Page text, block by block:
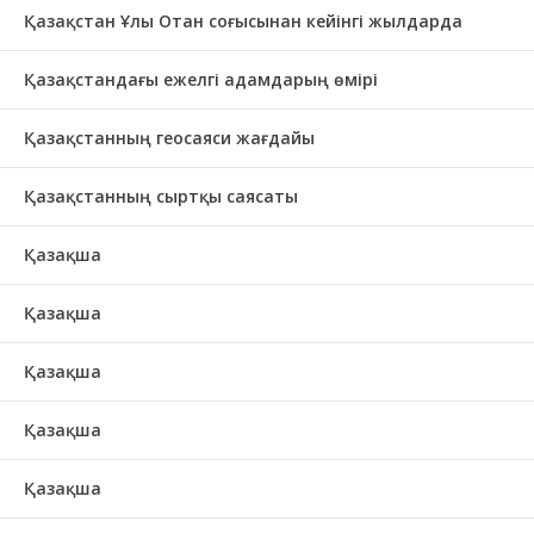
Қазақстан Ұлы Отан соғысынан кейінгі жылдарда
Қазақстандағы ежелгі адамдарың өмірі
Қазақстанның геосаяси жағдайы
Қазақстанның сыртқы саясаты
Қазақша
Қазақша
Қазақша
Қазақша
Қазақша